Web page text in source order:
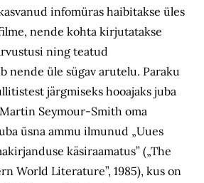
infomüras haibitakse üles
nende kohta kirjutatakse
ning teatud
nende üle sügav arutelu. Paraku
järgmiseks hooajaks juba
Seymour-Smith oma
üsna ammu ilmunud „Uues
käsiraamatus” („The
World Literature”, 1985), kus on